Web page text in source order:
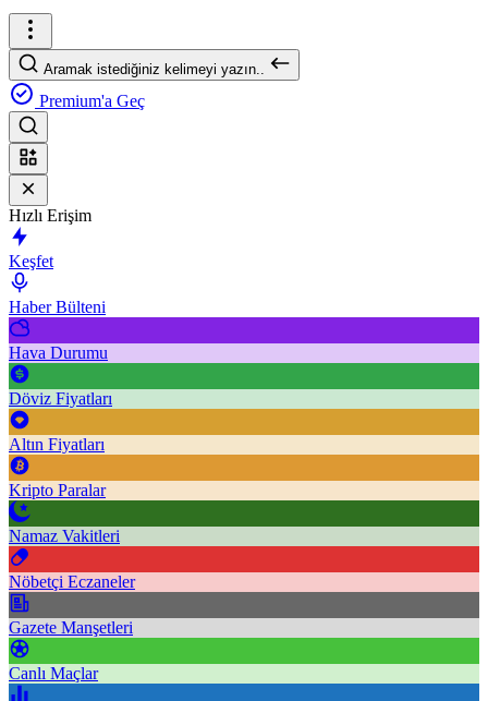
Aramak istediğiniz kelimeyi yazın..
Premium'a Geç
Hızlı Erişim
Keşfet
Haber Bülteni
Hava Durumu
Döviz Fiyatları
Altın Fiyatları
Kripto Paralar
Namaz Vakitleri
Nöbetçi Eczaneler
Gazete Manşetleri
Canlı Maçlar